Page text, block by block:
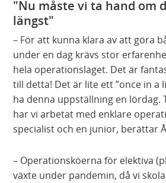
"Nu måste vi ta hand om
längst"
– För att kunna klara av att göra
under en dag krävs stor
hela operationslaget. Det är
till detta! Det är lite ett ”once in a
ha denna uppställning en lördag.
har vi arbetat med enklare
specialist och en junior, berättar
– Operationsköerna för elektiva
växte under pandemin, då vi